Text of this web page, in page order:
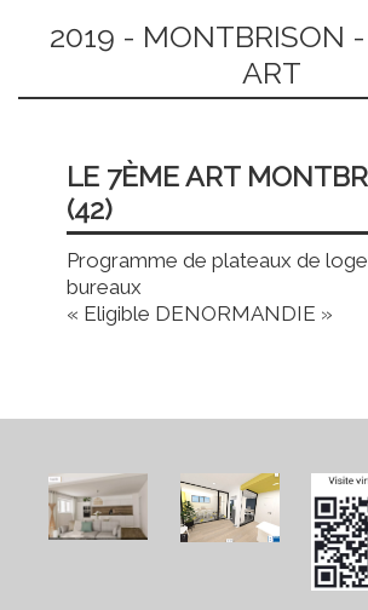
2019 - MONTBRISON
ART
LE 7ÈME ART
(42)
Programme de plateaux de
bureaux
« Eligible DENORMANDIE »